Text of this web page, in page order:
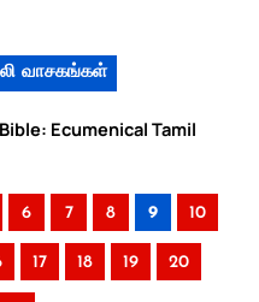
வாசகங்கள்
Ecumenical Tamil
6 7 8 9 10
17 18 19 20